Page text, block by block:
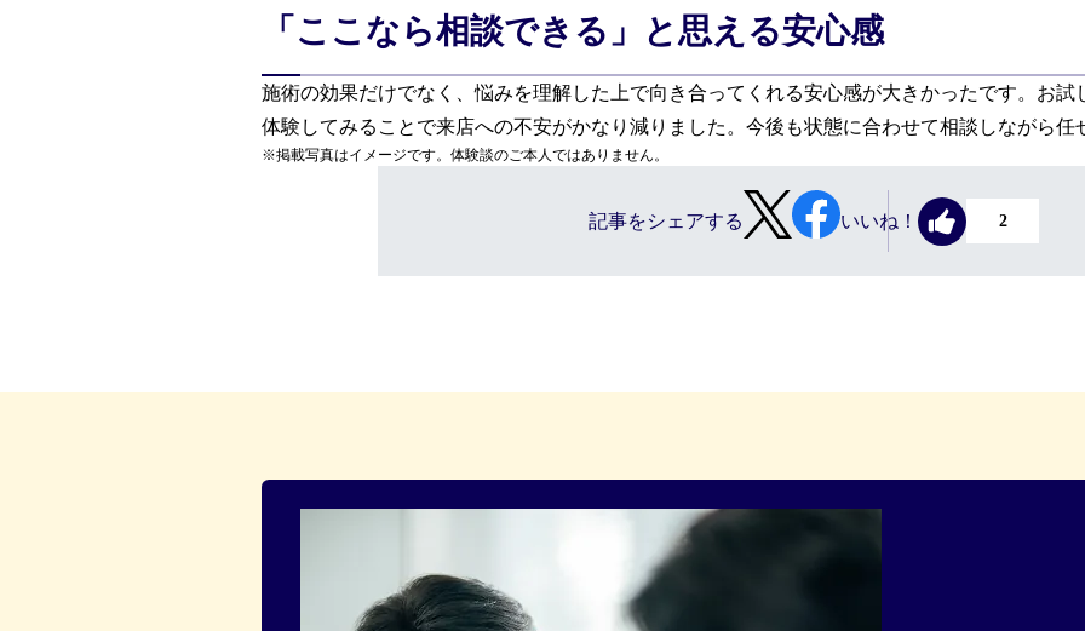
「ここなら相談できる」と思える安心感
施術の効果だけでなく、悩みを理解した上で向き合ってくれる安心感が大きかったです。お
体験してみることで来店への不安がかなり減りました。今後も状態に合わせて相談しながら任
※掲載写真はイメージです。体験談のご本人ではありません。
記事をシェアする いいね！ 2